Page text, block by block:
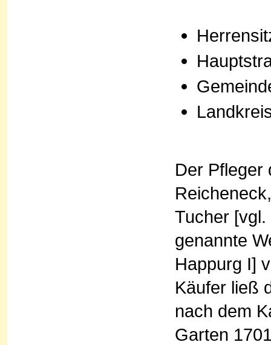
Der Pfleger
Tucher
genannte
Happurg I]
Käufer ließ
nach dem
Garten